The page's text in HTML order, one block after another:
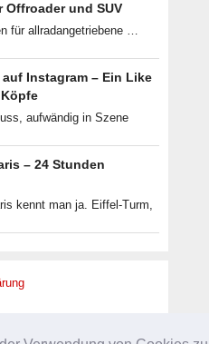
Offroader und SUV
für allradangetriebene …
Instagram – Ein Like
aufwändig in Szene
– 24 Stunden
kennt man ja. Eiffel-Turm,